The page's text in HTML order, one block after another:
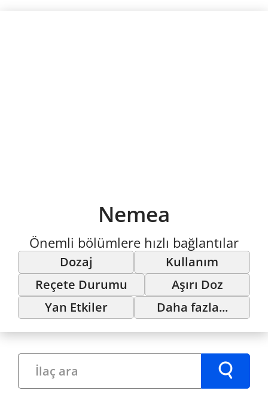
Nemea
Önemli bölümlere hızlı bağlantılar
Dozaj
Kullanım
Reçete Durumu
Aşırı Doz
Yan Etkiler
Daha fazla...